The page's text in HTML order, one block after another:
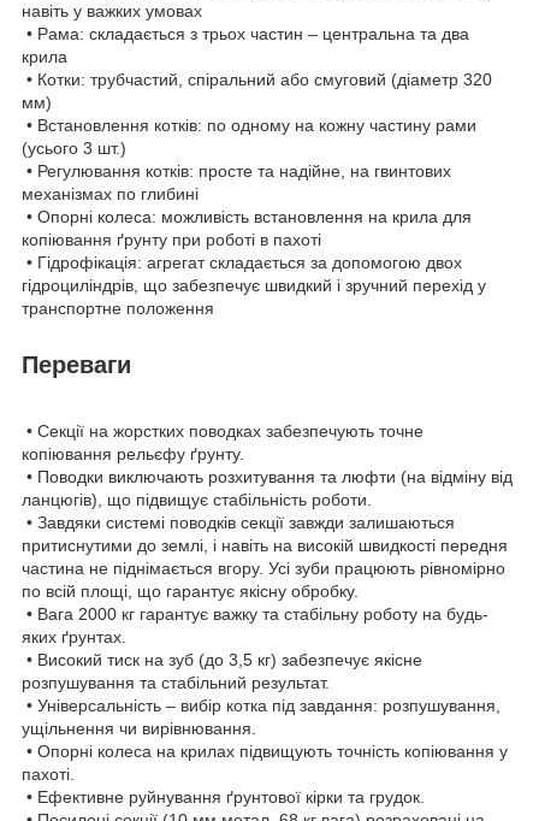
навіть у важких умовах
• Рама: складається з трьох частин – центральна та два
крила
• Котки: трубчастий, спіральний або смуговий (діаметр 320
мм)
• Встановлення котків: по одному на кожну частину рами
(усього 3 шт.)
• Регулювання котків: просте та надійне, на гвинтових
механізмах по глибині
• Опорні колеса: можливість встановлення на крила для
копіювання ґрунту при роботі в пахоті
• Гідрофікація: агрегат складається за допомогою двох
гідроциліндрів, що забезпечує швидкий і зручний перехід у
транспортне положення
Переваги
• Секції на жорстких поводках забезпечують точне
копіювання рельєфу ґрунту.
• Поводки виключають розхитування та люфти (на відміну від
ланцюгів), що підвищує стабільність роботи.
• Завдяки системі поводків секції завжди залишаються
притиснутими до землі, і навіть на високій швидкості передня
частина не піднімається вгору. Усі зуби працюють рівномірно
по всій площі, що гарантує якісну обробку.
• Вага 2000 кг гарантує важку та стабільну роботу на будь-
яких ґрунтах.
• Високий тиск на зуб (до 3,5 кг) забезпечує якісне
розпушування та стабільний результат.
• Універсальність – вибір котка під завдання: розпушування,
ущільнення чи вирівнювання.
• Опорні колеса на крилах підвищують точність копіювання у
пахоті.
• Ефективне руйнування ґрунтової кірки та грудок.